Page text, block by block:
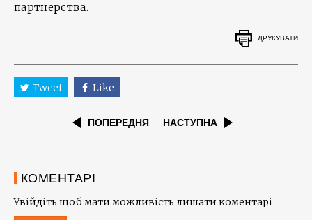
партнерства.
ДРУКУВАТИ
Tweet Like
ПОПЕРЕДНЯ НАСТУПНА
КОМЕНТАРІ
Увійдіть щоб мати можливість лишати коментарі